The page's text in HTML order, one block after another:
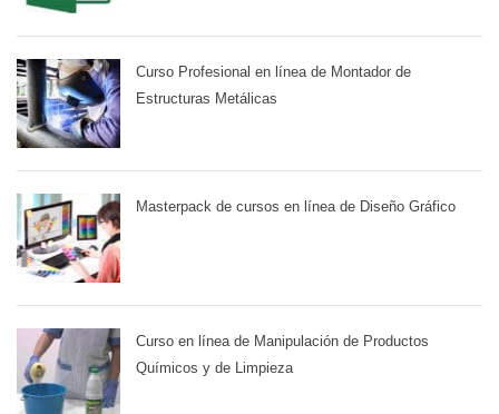
Curso Profesional en línea de Montador de
Estructuras Metálicas
Masterpack de cursos en línea de Diseño Gráfico
Curso en línea de Manipulación de Productos
Químicos y de Limpieza